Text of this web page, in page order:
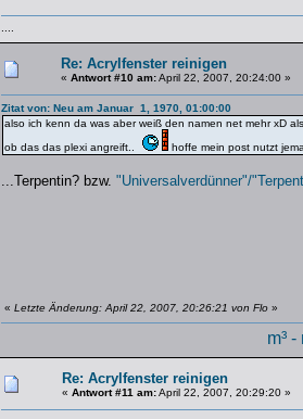
Re: Acrylfenster reinigen
« Antwort #10 am:April 22, 2007, 20:24:00 »
Zitat von: Neu am Januar 1, 1970, 01:00:00
also ich kenn da was aber weiß den namen net mehr xD
ob das das plexi angreift..
hoffe mein post nutzt
...Terpentin? bzw. "Universalverdünner"/
« Letzte Änderung: April 22, 2007, 20:26:21 von Flo »
m³
Re: Acrylfenster reinigen
« Antwort #11 am:April 22, 2007, 20:29:20 »